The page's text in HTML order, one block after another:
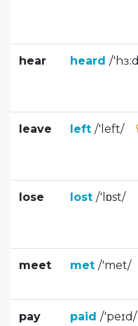
hear heard /'hɜ:d
leave left /'left/
lose lost /'lɒst/
meet met /'met/
pay paid /'peɪd/